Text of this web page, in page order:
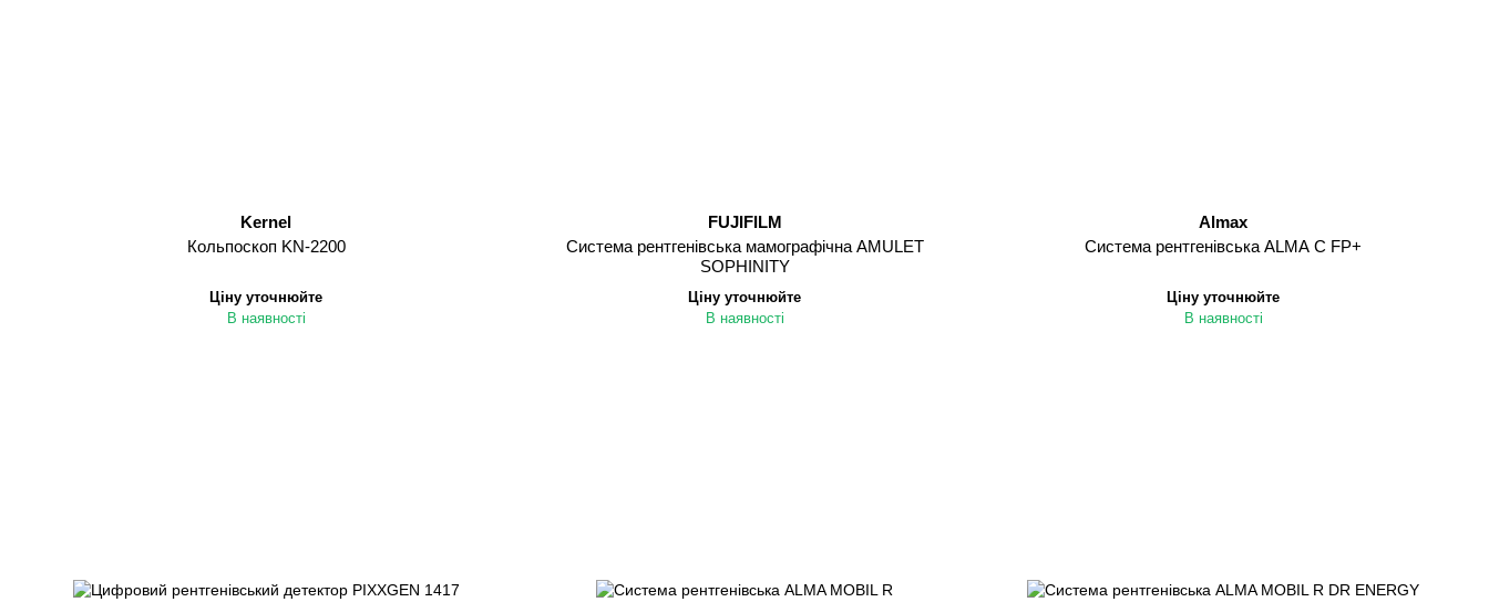
Kernel
Кольпоскоп KN-2200
Ціну уточнюйте
В наявності
FUJIFILM
Cистема рентгенівська мамографічна AMULET
SOPHINITY
Ціну уточнюйте
В наявності
Almax
Система рентгенівська ALMA C FP+
Ціну уточнюйте
В наявності